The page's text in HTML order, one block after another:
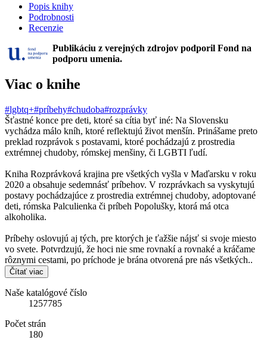
Popis knihy
Podrobnosti
Recenzie
Publikáciu z verejných zdrojov podporil Fond na
podporu umenia.
Viac o knihe
#lgbtq+#príbehy#chudoba#rozprávky
Šťastné konce pre deti, ktoré sa cítia byť iné: Na Slovensku
vychádza málo kníh, ktoré reflektujú život menšín. Prinášame preto
preklad rozprávok s postavami, ktoré pochádzajú z prostredia
extrémnej chudoby, rómskej menšiny, či LGBTI ľudí.
Kniha Rozprávková krajina pre všetkých vyšla v Maďarsku v roku
2020 a obsahuje sedemnásť príbehov. V rozprávkach sa vyskytujú
postavy pochádzajúce z prostredia extrémnej chudoby, adoptované
deti, rómska Palculienka či príbeh Popolušky, ktorá má otca
alkoholika.
Príbehy oslovujú aj tých, pre ktorých je ťažšie nájsť si svoje miesto
vo svete. Potvrdzujú, že hoci nie sme rovnakí a rovnaké a kráčame
rôznymi cestami, po príchode je brána otvorená pre nás všetkých..
Čítať viac
Naše katalógové číslo
1257785
Počet strán
180